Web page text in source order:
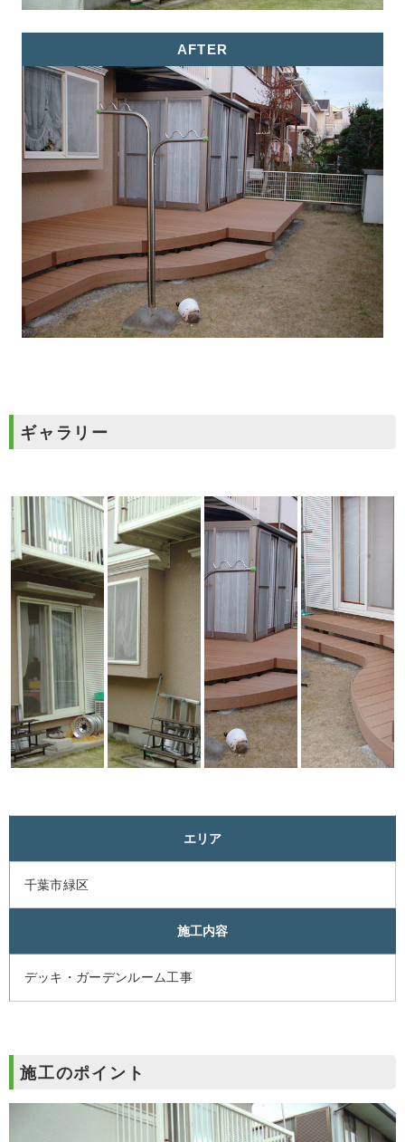
AFTER
ギャラリー
エリア
千葉市緑区
施工内容
デッキ・ガーデンルーム工事
施工のポイント